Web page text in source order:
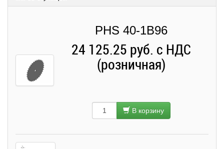
PHS 40-1B96
24 125.25 руб. с НДС
(розничная)
В корзину